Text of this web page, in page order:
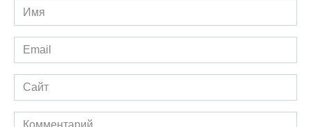
Имя
*
Email
*
Сайт
Комментарий